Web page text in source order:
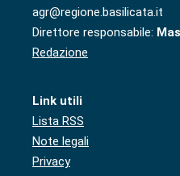
agr@regione.basilicata.it
Direttore responsabile:
Redazione
Link utili
Lista RSS
Note legali
Privacy